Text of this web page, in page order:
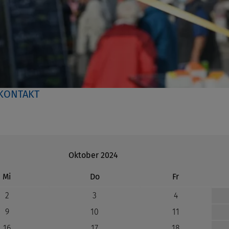
Oktober 2024
Mi Donnerstag Freitag
2 3 4
9 10 11